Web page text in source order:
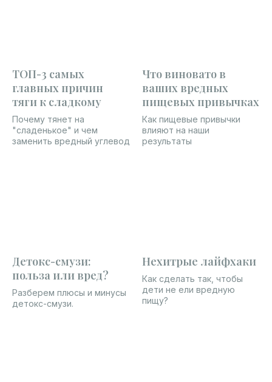
ТОП-3 самых
главных причин
тяги к сладкому
Почему тянет на
"сладенькое" и чем
заменить вредный углевод
Что виновато в
ваших вредных
пищевых привычках
Как пищевые привычки
влияют на наши
результаты
Детокс-смузи:
польза или вред?
Разберем плюсы и минусы
детокс-смузи.
Нехитрые лайфхаки
Как сделать так, чтобы
дети не ели вредную
пищу?